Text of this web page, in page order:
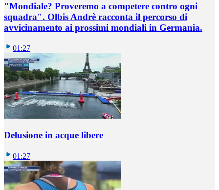
"Mondiale? Proveremo a competere contro ogni
squadra". Olbis Andrè racconta il percorso di
avvicinamento ai prossimi mondiali in Germania.
01:27
Delusione in acque libere
01:27